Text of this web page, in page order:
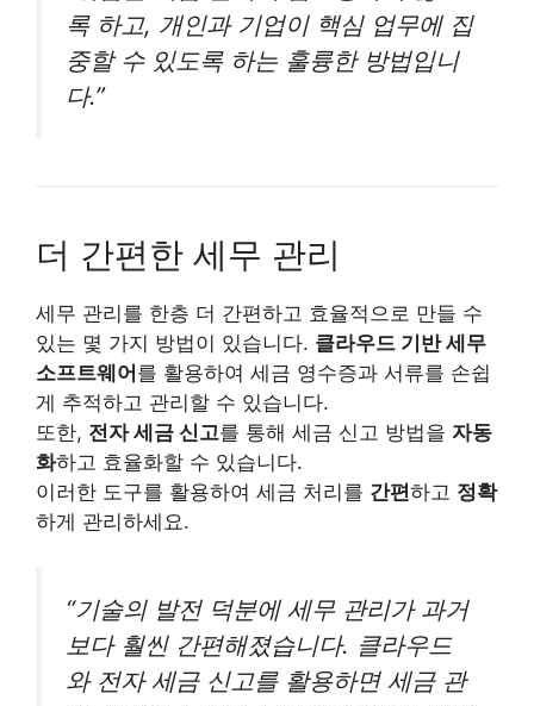
록 하고, 개인과 기업이 핵심 업무에 집
중할 수 있도록 하는 훌륭한 방법입니
다.”
더 간편한 세무 관리
세무 관리를 한층 더 간편하고 효율적으로 만들 수
있는 몇 가지 방법이 있습니다. 클라우드 기반 세무
소프트웨어 를 활용하여 세금 영수증과 서류를 손쉽
게 추적하고 관리할 수 있습니다.
또한, 전자 세금 신고를 통해 세금 신고 방법을 자동
화하고 효율화할 수 있습니다.
이러한 도구를 활용하여 세금 처리를 간편하고 정확
하게 관리하세요.
“기술의 발전 덕분에 세무 관리가 과거
보다 훨씬 간편해졌습니다. 클라우드
와 전자 세금 신고를 활용하면 세금 관